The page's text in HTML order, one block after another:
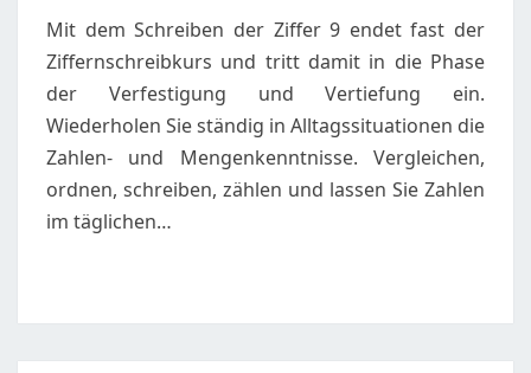
ZAHLEN
SCHREIBVORLAGE
9
Mit dem Schreiben der Ziffer 9 endet fast der
Ziffernschreibkurs und tritt damit in die Phase
der Verfestigung und Vertiefung ein.
Wiederholen Sie ständig in Alltagssituationen die
Zahlen- und Mengenkenntnisse. Vergleichen,
ordnen, schreiben, zählen und lassen Sie Zahlen
im täglichen…